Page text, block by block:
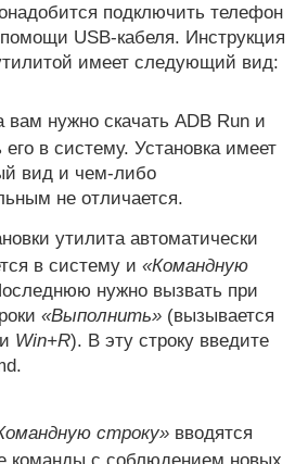
подключить телефон
USB-кабеля. Инструкция
имеет следующий вид:
вам нужно скачать ADB Run и
его в систему. Установка имеет
вид и чем-либо
не отличается.
утилита автоматически
в систему и «Командную
нужно вызвать при
«Выполнить» (вызывается
Win+R). В эту строку введите
строку» вводятся
команды с соблюдением новых